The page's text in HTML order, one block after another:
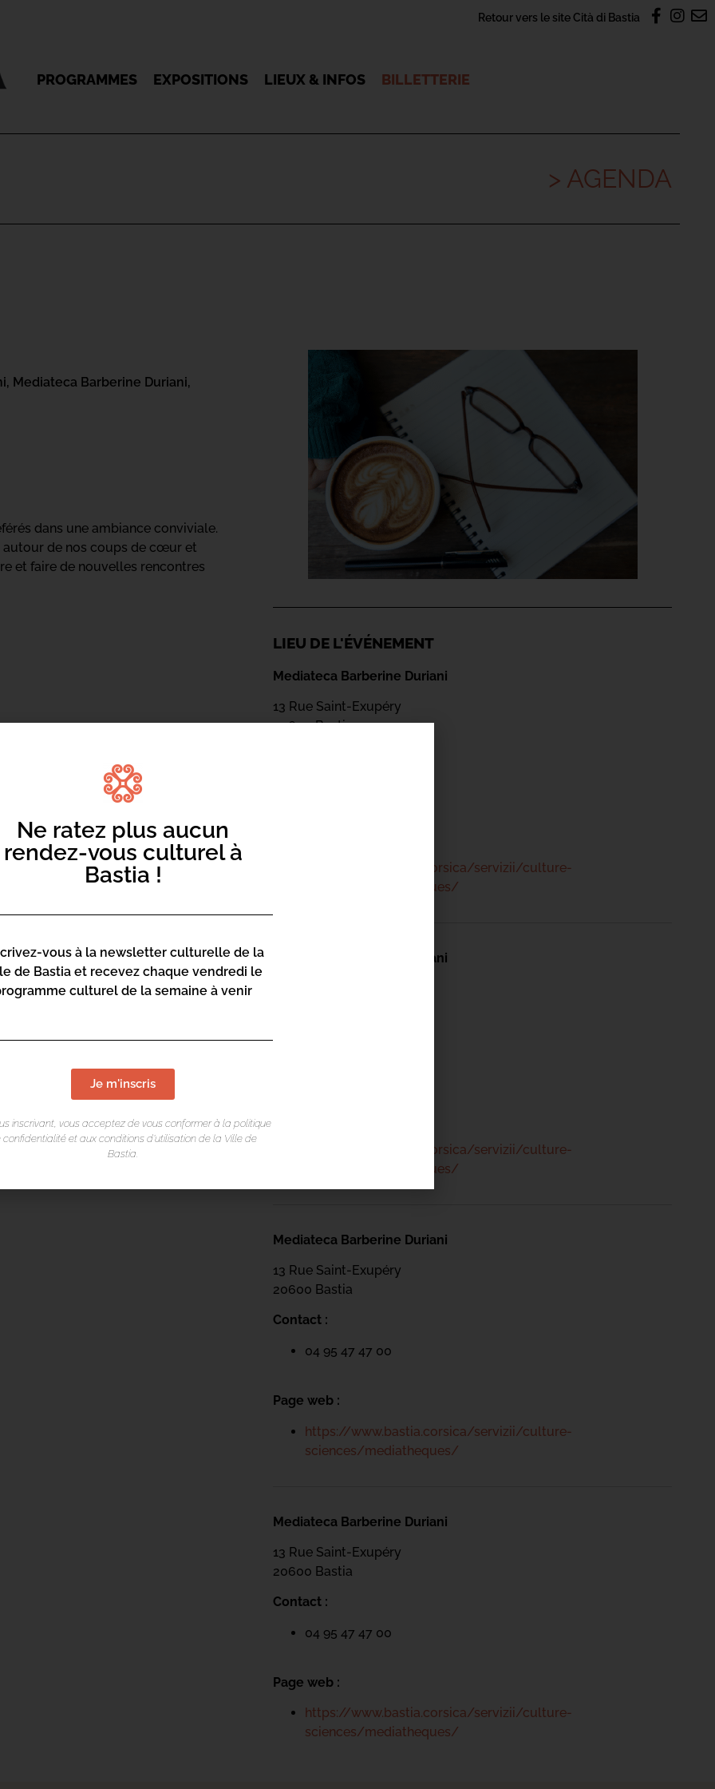
Retour vers le site Cità di Bastia
PROGRAMMES EXPOSITIONS LIEUX & INFOS BILLETTERIE
> AGENDA
Mediateca Barberine Duriani,
dans une ambiance conviviale.
autour de nos coups de cœur et
et faire de nouvelles rencontres
LIEU DE L'ÉVÉNEMENT
Mediateca Barberine Duriani
13 Rue Saint-Exupéry
20600 Bastia
https://www.bastia.corsica/servizii/culture-
sciences/mediatheques/
Mediateca Barberine Duriani
https://www.bastia.corsica/servizii/culture-
sciences/mediatheques/
Mediateca Barberine Duriani
13 Rue Saint-Exupéry
20600 Bastia
Contact :
04 95 47 47 00
Page web :
https://www.bastia.corsica/servizii/culture-
sciences/mediatheques/
Mediateca Barberine Duriani
13 Rue Saint-Exupéry
20600 Bastia
Contact :
04 95 47 47 00
Page web :
https://www.bastia.corsica/servizii/culture-
sciences/mediatheques/
Ne ratez plus aucun
rendez-vous culturel à
Bastia !
vous à la newsletter culturelle de la
de Bastia et recevez chaque vendredi le
culturel de la semaine à venir
Je m'inscris
inscrivant, vous acceptez de vous conformer à la politique
confidentialité et aux conditions d’utilisation de la Ville de
Bastia.